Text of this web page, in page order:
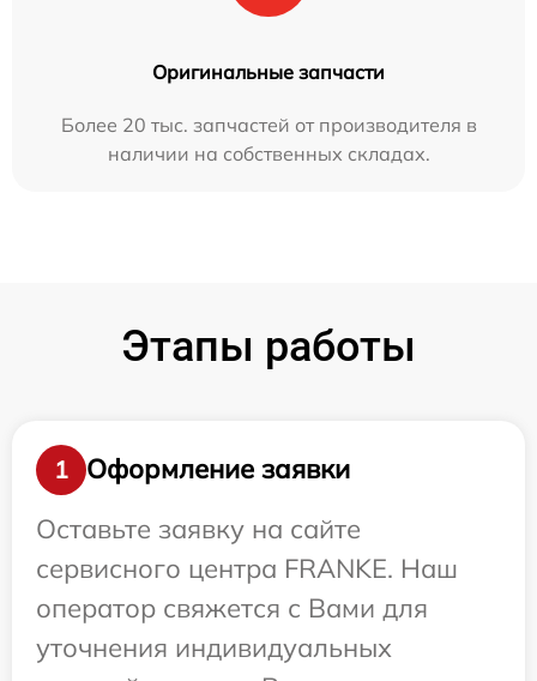
Оригинальные запчасти
Более 20 тыс. запчастей от производителя в
наличии на собственных складах.
Этапы работы
1
Оформление заявки
Оставьте заявку на сайте
сервисного центра FRANKE. Наш
оператор свяжется с Вами для
уточнения индивидуальных